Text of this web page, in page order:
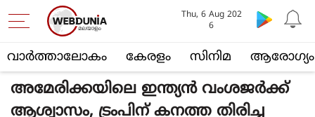
വാര്‍ത്താലോകം കേരളം സിനിമ ആരോഗ്യം
Thu, 6 Aug 202
6
അമേരിക്കയിലെ ഇന്ത്യൻ വംശജർക്ക്
ആശ്വാസം, ട്രംപിന് കനത്ത തിരിച്ച